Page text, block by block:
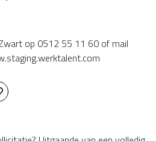
op 0512 55 11 60 of mail